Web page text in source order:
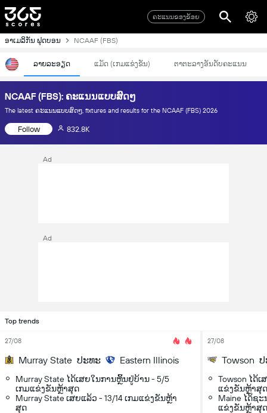
ຄະແນນຂອງຂ້ອຍ
ອາເມລິກັນ ຟຸດບອນ NCAAF (FBS)
ລາຍລະອຽດ ແມັດ (ເກມແຂ່ງຂັນ) ຕາຕະລາງອັນດັບຄະແນນ
NCAAF (FBS): ຄະແນນແບບສົດໆ
The latest ຄະແນນແບບສົດໆ, fixtures and results for the NCAAF (FBS) 2026
Follow 832.8K
Ad
Ad
Top trends
27/08
Murray State ປະທະ Eastern Illinois
Murray State ໄດ້ເສຍໃນການຫຼິ້ນຢູ່ບ້ານ - 5/5
ເກມແຂ່ງຂັນຫຼ້າສຸດ
Murray State ເສຍແລ້ວ - 13/14 ເກມແຂ່ງຂັນຫຼ້າ
ສຸດ
27/08
Towson
Towson ໄດ້
ແຂ່ງຂັນຫຼ້າສຸດ
Maine ໄດ້ຊ
ແຂ່ງຂັນຫຼ້າສຸດ